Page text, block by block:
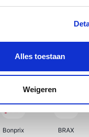
Alles toestaan
Weigeren
Delonghi Tennis Point
Bonprix BRAX